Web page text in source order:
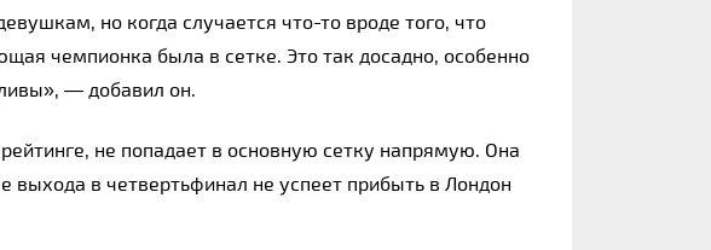
но когда случается что-то вроде того, что
чемпионка была в сетке. Это так досадно, особенно
— добавил он.
не попадает в основную сетку напрямую. Она
выхода в четвертьфинал не успеет прибыть в Лондон